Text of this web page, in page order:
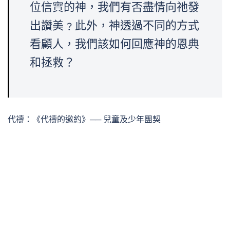
位信實的神，我們有否盡情向祂發
出讚美﹖此外，神透過不同的方式
看顧人，我們該如何回應神的恩典
和拯救？
代禱：《代禱的邀約》── 兒童及少年團契